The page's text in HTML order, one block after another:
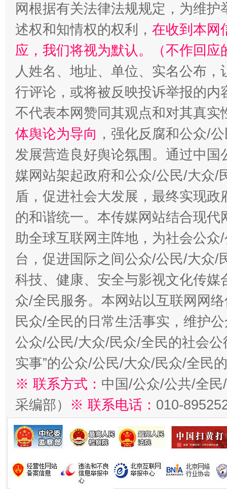
招工难、用工荒背后
网根据有关法律法规规定，为维
述权和知情权的权利， 在收到本网
应，我们将视为默认。（不作回应
人姓名、地址、单位、实名公布
行评论，或将被反映投诉举报的
不代表本网赞同其观点和对其真实
体舆论为导向 ，强化反腐和公众/
发展营造良好舆论氛围。通过中
媒网站架起政府和公众/公民/大众/
盾，促进社会大发展，最终实现
的和谐统一。本传媒网站结合现
助全球互联网主阵地，为社会公
台，促进国际之间公众/公民/大众/
科技、健康、安全与影视文化传
众/全民服务。本网站以互联网网
民众/全民的日常生活事实，维护
公众/公民/大众/民众/全民的社会公
实事”的公众/公民/大众/民众/全民
※ 联系方式： 中国/公众/公共/全
采编部） ※ 联系电话： 010-